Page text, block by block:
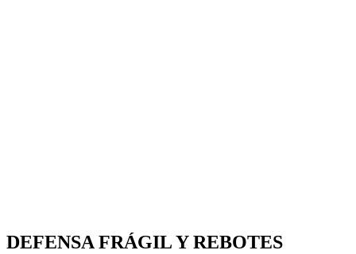
DEFENSA FRÁGIL Y REBOTES